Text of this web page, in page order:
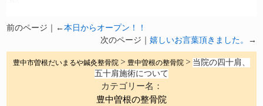
前のページ｜←本日からオープン！！
次のページ｜ 嬉しいお言葉頂きました。 →
豊中市曽根だいまるや鍼灸整骨院 > 豊中曽根の整骨院 > 当院の四十肩、
五十肩施術について
カテゴリー名：
豊中曽根の整骨院